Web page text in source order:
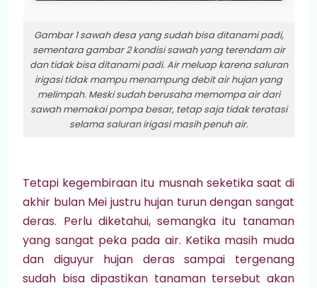
Gambar 1 sawah desa yang sudah bisa ditanami padi,
sementara gambar 2 kondisi sawah yang terendam air
dan tidak bisa ditanami padi. Air meluap karena saluran
irigasi tidak mampu menampung debit air hujan yang
melimpah. Meski sudah berusaha memompa air dari
sawah memakai pompa besar, tetap saja tidak teratasi
selama saluran irigasi masih penuh air.
Tetapi kegembiraan itu musnah seketika saat di
akhir bulan Mei justru hujan turun dengan sangat
deras. Perlu diketahui, semangka itu tanaman
yang sangat peka pada air. Ketika masih muda
dan diguyur hujan deras sampai tergenang
sudah bisa dipastikan tanaman tersebut akan